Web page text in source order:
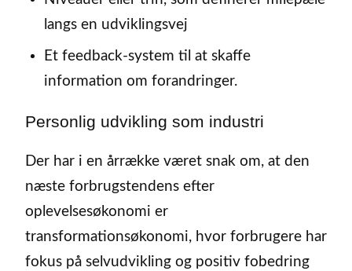
langs en udviklingsvej
Et feedback-system til at skaffe
information om forandringer.
Personlig udvikling som industri
Der har i en årrække været snak om, at den
næste forbrugstendens efter
oplevelsesøkonomi er
transformationsøkonomi, hvor forbrugere har
fokus på selvudvikling og positiv fobedring